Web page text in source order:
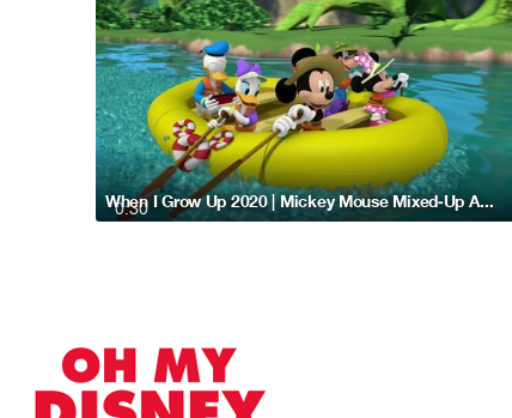
0:30 When I Grow Up 2020 | Mickey Mouse Mixed-Up Adventures